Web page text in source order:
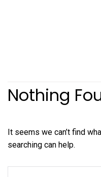
Nothing
It seems we can’t find
searching can help.